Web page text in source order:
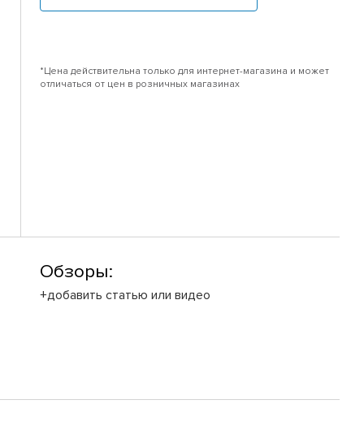
*Цена действительна только для интернет-магазина и может
отличаться от цен в розничных магазинах
Обзоры:
+добавить статью или видео